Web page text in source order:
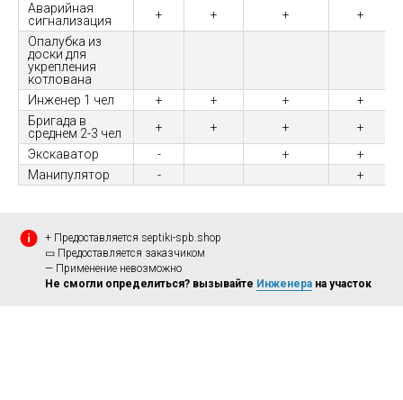
Аварийная
сигнализация
+ + +
+
Опалубка из
доски для
укрепления
котлована
Инженер 1 чел
+ + +
+
Бригада в
среднем 2-3 чел
+ + +
+
Экскаватор
- +
+
Манипулятор
- +
+ Предоставляется septiki-spb.shop
▭ Предоставляется заказчиком
— Применение невозможно
Не смогли определиться? вызывайте Инженера на участок